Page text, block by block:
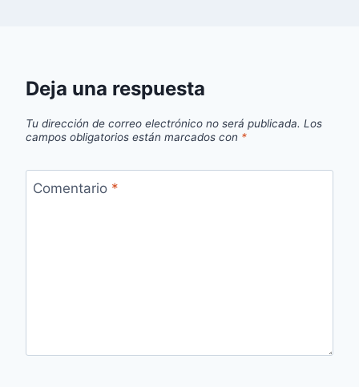
Deja una respuesta
Tu dirección de correo electrónico no será publicada. Los
campos obligatorios están marcados con *
Comentario *